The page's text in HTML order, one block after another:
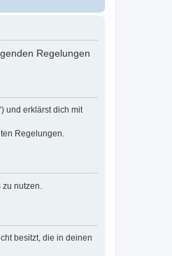
Regelungen
und erklärst dich mit
Regelungen.
zu nutzen.
besitzt, die in deinen